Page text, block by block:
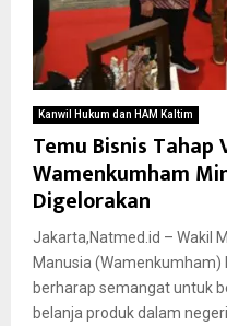
Kanwil Hukum dan HAM Kaltim
Temu Bisnis Tahap
Wamenkumham
Digelorakan
Jakarta,Natmed.id – Wakil
Manusia (Wamenkumham)
berharap semangat untuk
belanja produk dalam negeri